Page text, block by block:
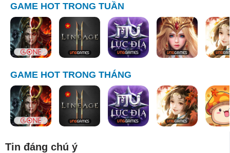
GAME HOT TRONG TUẦN
GAME HOT TRONG THÁNG
Tin đáng chú ý